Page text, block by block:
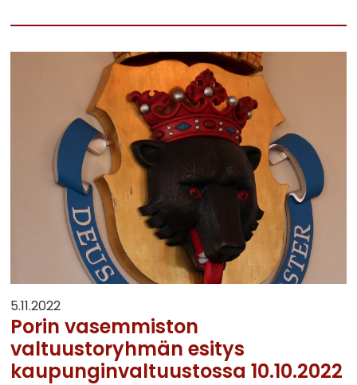
5.11.2022
Porin vasemmiston
valtuustoryhmän esitys
kaupunginvaltuustossa 10.10.2022